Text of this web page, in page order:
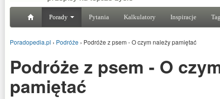
Porady Pytania Kalkulatory Inspiracje
Poradopedia.pl › Podróże › Podróże z psem - O czym należy pamiętać
Podróże z psem - O
pamiętać